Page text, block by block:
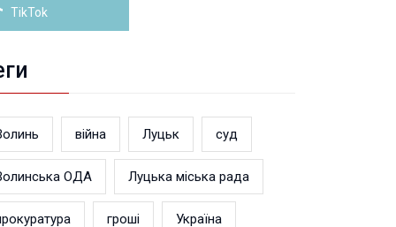
TikTok
війна Луцьк суд
ОДА Луцька міська рада
гроші Україна